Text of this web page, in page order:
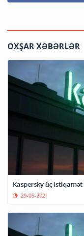
OXŞAR XƏBƏRLƏR
Kaspersky üç
29-05-2021